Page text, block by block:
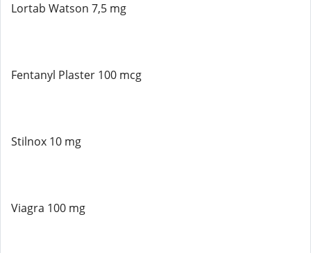
Lortab Watson 7,5 mg
Fentanyl Plaster 100 mcg
Stilnox 10 mg
Viagra 100 mg